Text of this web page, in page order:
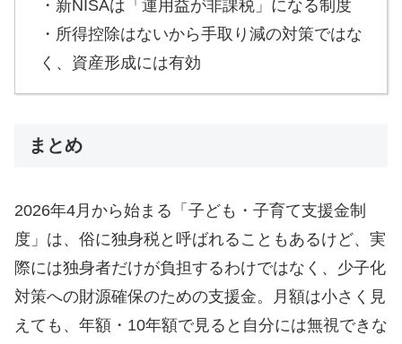
・新NISAは「運用益が非課税」になる制度
・所得控除はないから手取り減の対策ではな
く、資産形成には有効
まとめ
2026年4月から始まる「子ども・子育て支援金制
度」は、俗に独身税と呼ばれることもあるけど、実
際には独身者だけが負担するわけではなく、少子化
対策への財源確保のための支援金。月額は小さく見
えても、年額・10年額で見ると自分には無視できな